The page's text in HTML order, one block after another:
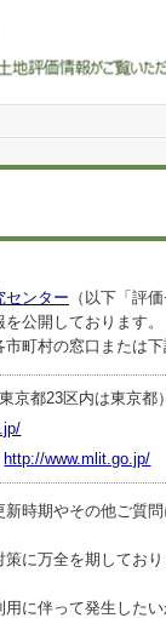
センター （以下「評
公開しております。
町村の窓口または
京都23区内は東京都）
http://www.mlit.go.jp/
時期やその他ご質
に万全を期してお
に伴って発生した